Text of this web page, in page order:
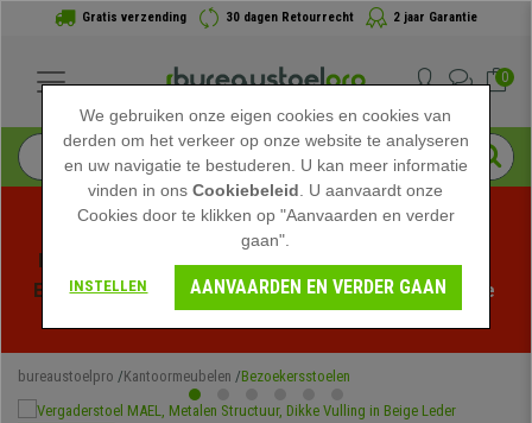
Gratis verzending 30 dagen Retourrecht 2 jaar Garantie
0
Profiteer van de Zomeruitverkoop bij bureaustoelpro!
Exclusieve kortingen voor een beperkte tijd - Bekijk de
bureaustoelpro Kantoormeubelen Bezoekersstoelen
We gebruiken onze eigen cookies en cookies van
derden om het verkeer op onze website te analyseren
en uw navigatie te bestuderen. U kan meer informatie
vinden in onsCookiebeleid . U aanvaardt onze
Cookies door te klikken op "Aanvaarden en verder
gaan".
INSTELLEN AANVAARDEN EN VERDER GAAN